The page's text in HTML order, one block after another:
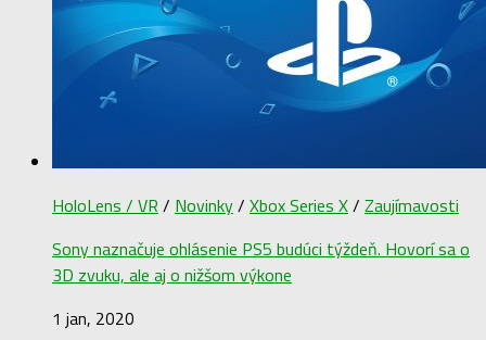
HoloLens / VR / Novinky/ Xbox Series X/ Zaujímavosti
Sony naznačuje ohlásenie PS5 budúci týždeň. Hovorí sa o
3D zvuku, ale aj o nižšom výkone
1 jan, 2020